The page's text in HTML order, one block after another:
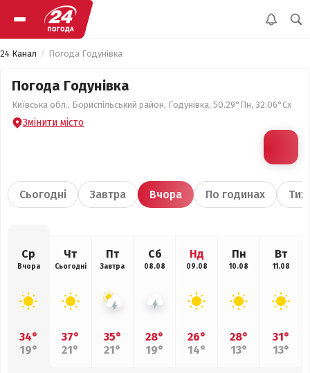
24 Канал Погода Годунівка
Погода Годунівка
Київська обл., Бориспільський район, Годунівка, 50.29°Пн, 32.06°Сх
Змінити місто
Сьогодні Завтра Вчора По годинах
Ср
Вчора
34°
19°
Чт
Сьогодні
37°
21°
Пт
Завтра
35°
21°
Сб
08.08
28°
19°
Нд
09.08
26°
14°
Пн
10.08
28°
13°
Вт
11.08
31°
13°